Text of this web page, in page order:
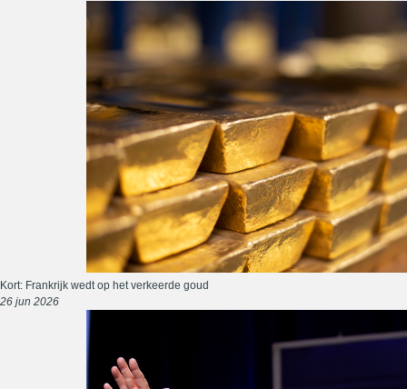
Kort: Frankrijk wedt op het verkeerde goud
26 jun 2026